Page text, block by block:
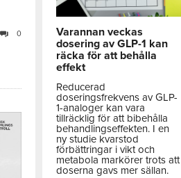
0
Varannan veckas
dosering av GLP-1 kan
räcka för att behålla
effekt
Reducerad
doseringsfrekvens av GLP-
1-analoger kan vara
tillräcklig för att bibehålla
behandlingseffekten. I en
ny studie kvarstod
förbättringar i vikt och
metabola markörer trots att
doserna gavs mer sällan.